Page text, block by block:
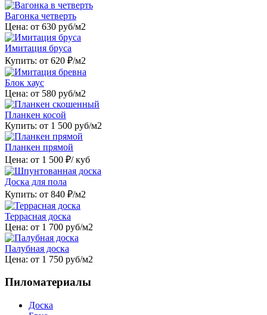
Вагонка четверть
Цена: от 630 руб/м2
Имитация бруса
Купить: от 620 ₽/м2
Блок хаус
Цена: от 580 руб/м2
Планкен косой
Купить: от 1 500 руб/м2
Планкен прямой
Цена: от 1 500 ₽/ куб
Доска для пола
Купить: от 840 ₽/м2
Террасная доска
Цена: от 1 700 руб/м2
Палубная доска
Цена: от 1 750 руб/м2
Пиломатериалы
Доска